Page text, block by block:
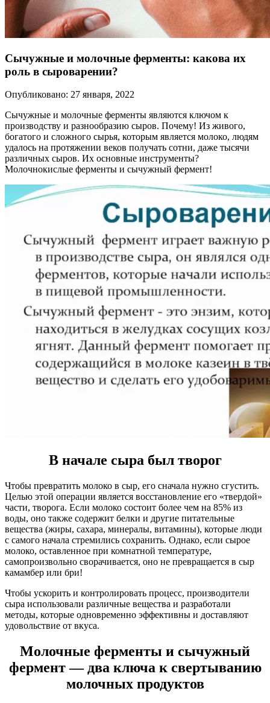
Сычужные и молочные ферменты: какова их
роль в сыроварении?
Опубликовано: 27 января, 2022
Сычужные и молочные ферменты являются ключом к
производству и разнообразию сыров. Почему! Из живого,
богатого и сложного сырья, которым является молоко, людям
удалось на протяжении веков получать сотни, даже тысячи
различных сыров. Их основные инструменты?
Молочнокислые ферменты и сычужный фермент!
В начале сыра был творог
Чтобы превратить молоко в сыр, его сначала нужно сгустить.
Целью этой операции является восстановление его «твердой»
части, творога. Если молоко состоит более чем на 85% из
воды, оно также содержит белки и другие питательные
вещества (жиры, сахара, минералы, витамины), которые люди
с самого начала стремились сохранить. Однако, если сырое
молоко, оставленное при комнатной температуре,
самопроизвольно сворачивается, оно не превращается в сыр
камамбер или бри!
Чтобы ускорить и контролировать процесс, производители
сыра использовали различные вещества и разработали
методы, которые одновременно эффективны и доставляют
удовольствие от вкуса.
Молочные ферменты и сычужный
фермент — два ключа к свертыванию
молочных продуктов